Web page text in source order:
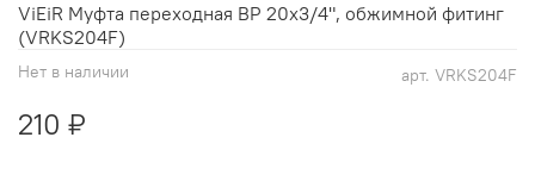
арт. VRKS204F
Нет в наличии
210 ₽
ViEiR Муфта переходная ВР 20х3/4", обжимной фитинг
(VRKS204F)